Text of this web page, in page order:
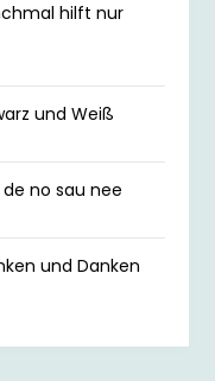
hilft nur
und Weiß
de no sau nee
und Danken